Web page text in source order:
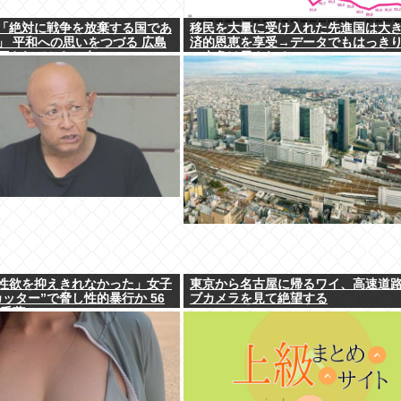
絶対に戦争を放棄する国であ
平和への思いをつづる 広島
されてから81年
移民を大量に受け入れた先進国は大
済的恩恵を享受→データでもはっき
一人負け示される
欲を抑えきれなかった」女子
ター”で脅し性的暴行か 56
葉
東京から名古屋に帰るワイ、高速道
ブカメラを見て絶望する